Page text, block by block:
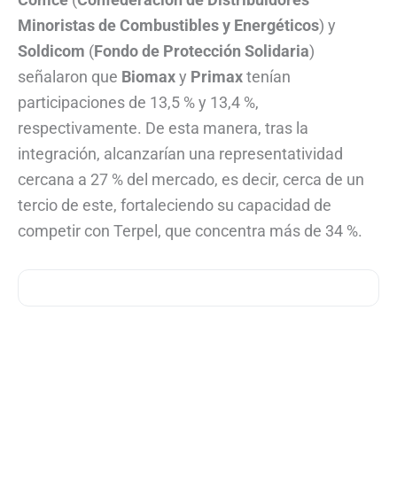
Minoristas de Combustibles y Energéticos) y
Soldicom (Fondo de Protección Solidaria)
señalaron que Biomaxy Primaxtenían
participaciones de 13,5 % y 13,4 %,
respectivamente. De esta manera, tras la
integración, alcanzarían una representatividad
cercana a 27 % del mercado, es decir, cerca de un
tercio de este, fortaleciendo su capacidad de
competir con Terpel, que concentra más de 34 %.